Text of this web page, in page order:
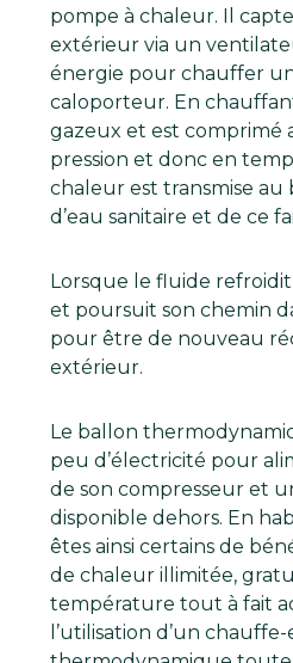
pompe à chaleur. Il capte
extérieur via un
énergie pour chauffer
caloporteur. En
gazeux et est comprimé
pression et donc en
chaleur est transmise au
d’eau sanitaire et de ce
Lorsque le fluide
et poursuit son chemin
pour être de nouveau
extérieur.
Le ballon
peu d’électricité pour
de son compresseur et
disponible dehors. En
êtes ainsi certains de
de chaleur illimitée,
température tout à fait
l’utilisation d’un chauffe-